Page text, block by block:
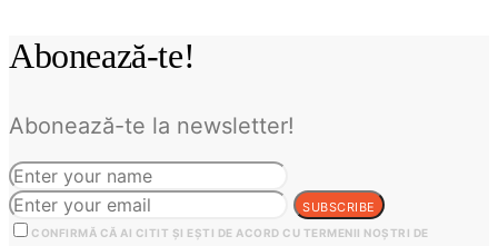
Abonează-te!
Abonează-te la newsletter!
SUBSCRIBE
CONFIRMĂ CĂ AI CITIT ȘI EȘTI DE ACORD CU TERMENII NOȘTRI DE